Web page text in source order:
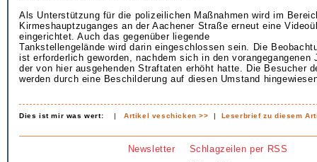
Als Unterstützung für die polizeilichen Maßnahmen wird im
Kirmeshauptzuganges an der Aachener Straße erneut eine
eingerichtet. Auch das gegenüber liegende
Tankstellengelände wird darin eingeschlossen sein. Die
ist erforderlich geworden, nachdem sich in den vorangegangenen
der von hier ausgehenden Straftaten erhöht hatte. Die Besucher
werden durch eine Beschilderung auf diesen Umstand
Dies ist mir was wert: |Artikel veschicken >> | Leserbrief zu diesem
Newsletter Schlagzeilen per RSS